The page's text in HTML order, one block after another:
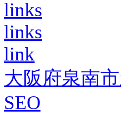
links
links
link
大阪府泉南
SEO